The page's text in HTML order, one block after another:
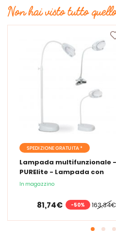
Non hai visto tutto
SPEDIZIONE GRATUITA *
Lampada multifunzionale -
PURElite - Lampada con
lente d'ingrandimento
In magazzino
163,34€
81,74€ -50%